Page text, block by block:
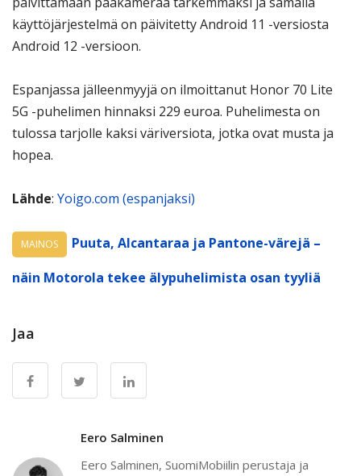
käyttöjärjestelmä on päivitetty Android 11 -versiosta
Android 12 -versioon.
Espanjassa jälleenmyyjä on ilmoittanut Honor 70 Lite
5G -puhelimen hinnaksi 229 euroa. Puhelimesta on
tulossa tarjolle kaksi väriversiota, jotka ovat musta ja
hopea.
Lähde: Yoigo.com (espanjaksi)
MAINOS
Puuta, Alcantaraa ja Pantone-värejä –
näin Motorola tekee älypuhelimista osan tyyliä
Jaa
Eero Salminen
Eero Salminen, SuomiMobiilin perustaja ja